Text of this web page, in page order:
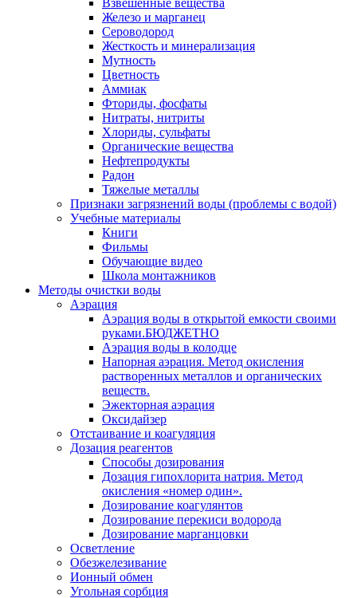
Взвешенные вещества
Железо и марганец
Сероводород
Жесткость и минерализация
Мутность
Цветность
Аммиак
Фториды, фосфаты
Нитраты, нитриты
Хлориды, сульфаты
Органические вещества
Нефтепродукты
Радон
Тяжелые металлы
Признаки загрязнений воды (проблемы с водой)
Учебные материалы
Книги
Фильмы
Обучающие видео
Школа монтажников
Методы очистки воды
Аэрация
Аэрация воды в открытой емкости своими
руками.БЮДЖЕТНО
Аэрация воды в колодце
Напорная аэрация. Метод окисления
растворенных металлов и органических
веществ.
Эжекторная аэрация
Оксидайзер
Отстаивание и коагуляция
Дозация реагентов
Способы дозирования
Дозация гипохлорита натрия. Метод
окисления «номер один».
Дозирование коагулянтов
Дозирование перекиси водорода
Дозирование марганцовки
Осветление
Обезжелезивание
Ионный обмен
Угольная сорбция